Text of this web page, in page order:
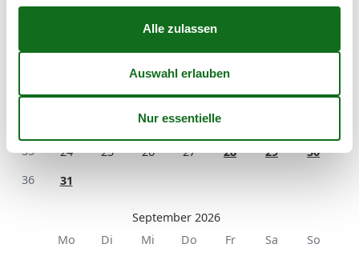
Mo
Di Mi Do Fr Sa
So
33
10 11 12 13 14 15
16
19 20
35
24 25 26 27 28 29
30
36
31
September 2026
Mo
Di Mi Do Fr Sa
So